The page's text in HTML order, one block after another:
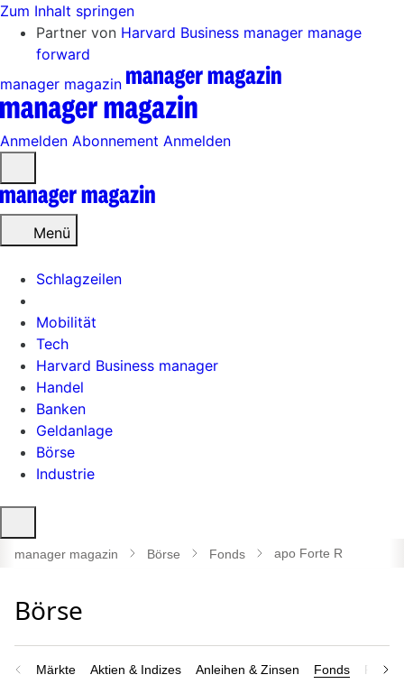
Zum Inhalt springen
Partner von Harvard Business manager manage
forward
manager magazin
Anmelden Abonnement Anmelden
öffnen
Menü
Schlagzeilen
Mobilität
Tech
Harvard Business manager
Handel
Banken
Geldanlage
Börse
Industrie
öffnen
manager magazin Börse Fonds apo Forte R
Märkte Aktien & Indizes Anleihen & Zinsen Fonds